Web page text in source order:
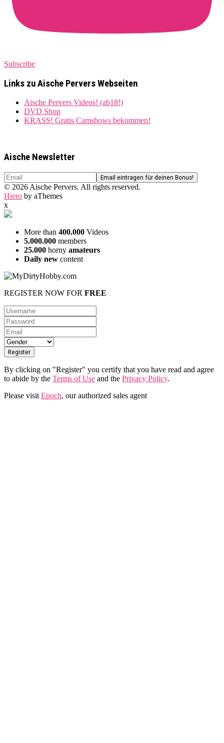
Subscribe
Links zu Aische Pervers Webseiten
Aische Pervers Videos! (ab18!)
DVD Shop
KRASS! Gratis Camshows bekommen!
Aische Newsletter
© 2026 Aische Pervers. All rights reserved.
Hiero by aThemes
x
More than 400.000 Videos
5.000.000 members
25.000 horny amateurs
Daily new content
REGISTER NOW FOR FREE
By clicking on "Register" you certify that you have read and agree
to abide by the Terms of Use and the Privacy Policy.
Please visit Epoch, our authorized sales agent